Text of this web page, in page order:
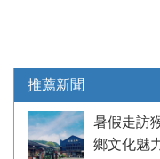
推薦新聞
暑假走訪
鄉文化魅